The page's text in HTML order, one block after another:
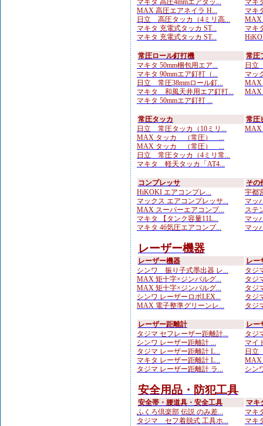
マキタ 高圧4mmエアタッ...
MAX 高圧エアネイラ H...
日立 高圧タッカ（4ミリ高...
マキタ 充電式タッカ ST...
マキタ 充電式タッカ ST...
マキ
マキ
MAX
マキ
常圧ロール釘打機
マキタ 50mm梱包用エア...
マキタ 90mmエア釘打（...
日立 常圧38mmロール釘...
マキタ 和風天井用エア釘打...
マキタ 50mmエア釘打 ...
常圧
日立
マッ
MAX
MAX
常圧タッカ
日立 常圧タッカ（10ミリ...
MAX タッカ （常圧） ...
MAX タッカ （常圧） ...
日立 常圧タッカ（4ミリ常...
マキタ 軽天タッカ「AT4...
常圧
MAX
コンプレッサ
HiKOKI エアコンプレ...
マックス エアコンプレッサ...
MAX スーパーエアコンプ...
マキタ 【タンク容量11L...
マキタ 46気圧エアコンプ...
その
宇都
マッ
ステ
マッ
マッ
レーザー機器
レーザー機器
シンワ 振り子式墨出器 レ...
MAX 矩十字×ジンバルグ...
MAX 矩十字×ジンバルグ...
シンワ レーザーロボLEX...
MAX 電子整準グリーンレ...
レー
タジ
タジ
タジ
タジ
タジ
レーザー距離計
タジマ セフレーザー距離計...
シンワ レーザー距離計 ...
タジマ レーザー距離計 L...
マキタ レーザー距離計 L...
タジマ レーザー距離計 ラ...
レー
タジ
マイ
日
シン
安全用品・防犯工具
安全帯・腰道具・安全工具
ふくろ倶楽部 伝説 のみ差...
タジマ セフ着脱式 工具ホ...
マキ
マキ
マキ